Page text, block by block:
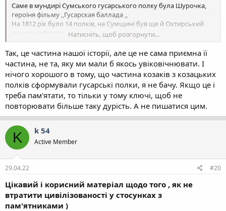
Саме в мундирі Сумського гусарського полку була Шурочка,
героїня фільму ,,Гусарская баллада ,,
На 1812 рік було 14 полків, на Сумщині був ще й Охтирський
гусарський полк .
пов"язана з козацькими полками ...
Натисніть, щоб розгорнути...
Так, це частина нашої історії, але це не сама приємна її
частина, не та, яку ми мали б якось увіковічнювати. І
нічого хорошого в тому, що частина козаків з козацьких
полків сформували гусарські полки, я не бачу. Якщо це і
треба пам'ятати, то тільки у тому ключі, щоб не
повторювати більше таку дурість. А не пишатися цим.
K k 54
Active Member
29.04.22 #20
Цікавий і корисний матеріал щодо того , як не
втратити цивілізованості у стосунках з
пам'ятниками )